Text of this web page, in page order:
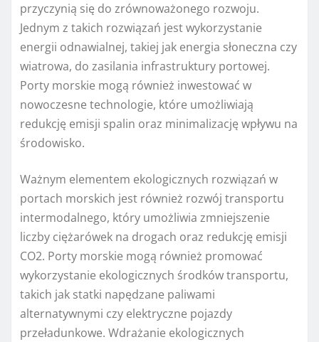
przyczynią się do zrównoważonego rozwoju.
Jednym z takich rozwiązań jest wykorzystanie
energii odnawialnej, takiej jak energia słoneczna czy
wiatrowa, do zasilania infrastruktury portowej.
Porty morskie mogą również inwestować w
nowoczesne technologie, które umożliwiają
redukcję emisji spalin oraz minimalizację wpływu na
środowisko.
Ważnym elementem ekologicznych rozwiązań w
portach morskich jest również rozwój transportu
intermodalnego, który umożliwia zmniejszenie
liczby ciężarówek na drogach oraz redukcję emisji
CO2. Porty morskie mogą również promować
wykorzystanie ekologicznych środków transportu,
takich jak statki napędzane paliwami
alternatywnymi czy elektryczne pojazdy
przeładunkowe. Wdrażanie ekologicznych